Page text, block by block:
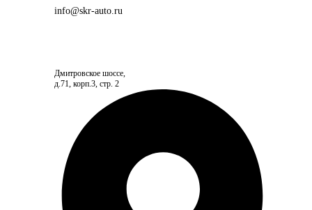
info@skr-auto.ru
Дмитровское шоссе,
д.71, корп.3, стр. 2